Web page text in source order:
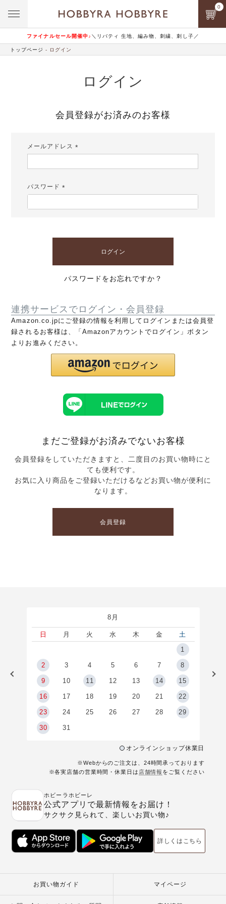
ファイナルセール開催中♪ ＼リバティ 生地、編み物、刺繍、刺し子／
0
トップページ ログイン
ログイン
会員登録がお済みのお客様
メールアドレス
パスワード
ログイン
パスワードをお忘れですか？
連携サービスでログイン・会員登録
Amazon.co.jpにご登録の情報を利用してログインまたは会員登
録されるお客様は、「Amazonアカウントでログイン」ボタン
よりお進みください。
まだご登録がお済みでないお客様
会員登録をしていただきますと、二度目のお買い物時にと
ても便利です。
お気に入り商品をご登録いただけるなどお買い物が便利に
なります。
会員登録
8月
日 月 火 水 木 金
土
1
2 3 4 5 6 7 8
9 10 11 12 13 14 15
16 17 18 19 20 21 22
23 24 25 26 27 28 29
30 31
オンラインショップ休業日
※Webからのご注文は、24時間承っております
※各実店舗の営業時間・休業日は 店舗情報 をご覧ください
ホビーラホビーレ
公式アプリで最新情報をお届け！
サクサク見られて、楽しいお買い物♪
詳しくはこちら
お買い物ガイド マイページ